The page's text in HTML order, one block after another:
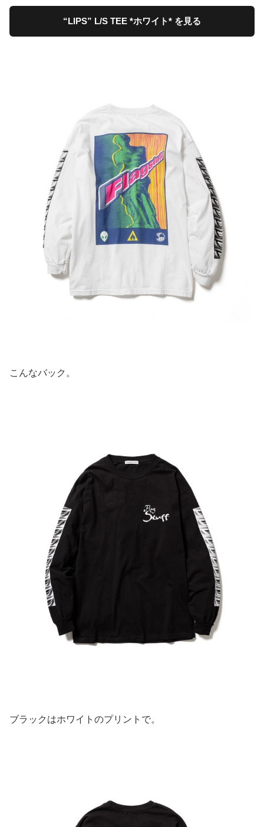
“LIPS” L/S TEE *ホワイト* を見る
こんなバック。
ブラックはホワイトのプリントで。